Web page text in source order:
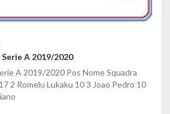
A 2019/2020
A 2019/2020 Pos Nome Squadra
2 Romelu Lukaku 10 3 Joao Pedro 10